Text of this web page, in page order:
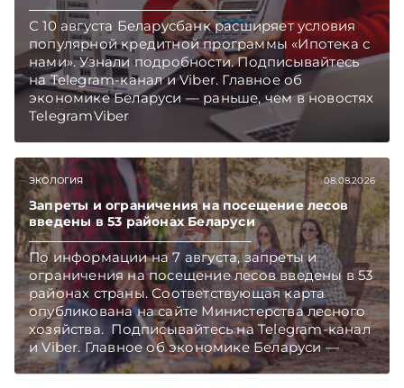
С 10 августа Беларусбанк расширяет условия
популярной кредитной программы «Ипотека с
нами». Узнали подробности. Подписывайтесь
на Telegram‑канал и Viber. Главное об
экономике Беларуси — раньше, чем в новостях
TelegramViber
ЭКОЛОГИЯ 08.08.2026
Запреты и ограничения на посещение лесов
введены в 53 районах Беларуси
По информации на 7 августа, запреты и
ограничения на посещение лесов введены в 53
районах страны. Соответствующая карта
опубликована на сайте Министерства лесного
хозяйства. Подписывайтесь на Telegram‑канал
и Viber. Главное об экономике Беларуси —
раньше, чем в новостях TelegramViber